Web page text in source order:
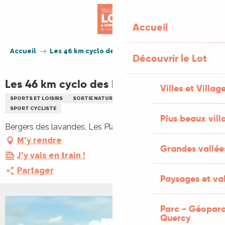
Accueil
Découvrir le Lot
Villes et
Plus beaux
Grandes
Paysages et
Parc -
Quercy
Accueil Les 46 km cyclo des lavandes - ANNULÉ
Les 46 km cyclo des lavandes - ANNULÉ
SPORTS ET LOISIRS SORTIE NATURE
SPORT CYCLISTE
Bergers des lavandes, Les Places, 46330 Blars
M'y rendre
J'y vais en train !
Partager
+2 PHOTOS